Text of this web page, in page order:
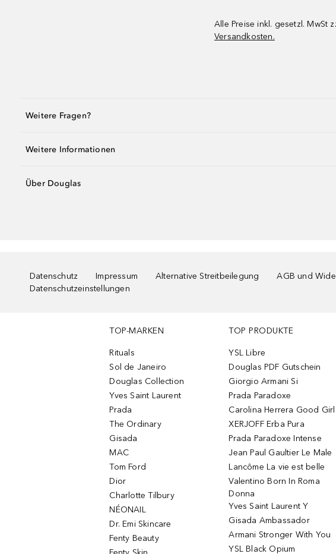
Alle Preise inkl. gesetzl. MwSt
Versandkosten.
Weitere Fragen?
Weitere Informationen
Über Douglas
Datenschutz Impressum Alternative Streitbeilegung
AGB und
Datenschutzeinstellungen
TOP-MARKEN
Rituals
Sol de Janeiro
Douglas Collection
Yves Saint Laurent
Prada
The Ordinary
Gisada
MAC
Tom Ford
Dior
Charlotte Tilbury
NÉONAIL
Dr. Emi Skincare
Fenty Beauty
TOP PRODUKTE
YSL Libre
Douglas PDF Gutschein
Giorgio Armani Si
Prada Paradoxe
Carolina Herrera Good Girl
XERJOFF Erba Pura
Prada Paradoxe Intense
Jean Paul Gaultier Le Male
Lancôme La vie est belle
Valentino Born In Roma
Donna
Yves Saint Laurent Y
Gisada Ambassador
Armani Stronger With You
YSL Black Opium